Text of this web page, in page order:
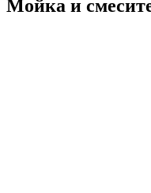
Мойка и